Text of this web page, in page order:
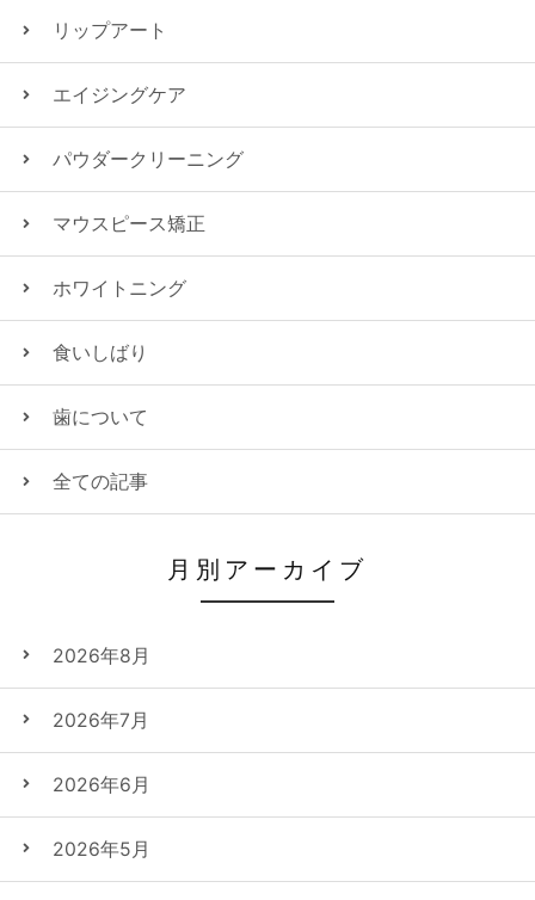
リップアート
エイジングケア
パウダークリーニング
マウスピース矯正
ホワイトニング
食いしばり
歯について
全ての記事
月別アーカイブ
2026年8月
2026年7月
2026年6月
2026年5月